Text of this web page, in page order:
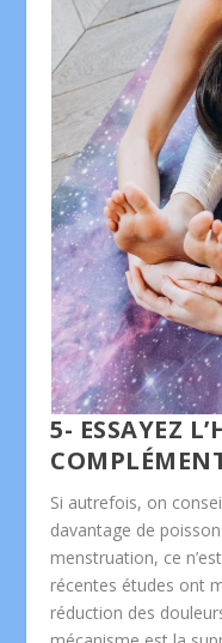
5- ESSAYEZ
Si autrefois, on
davantage de
menstruation, ce
récentes études ont
réduction des